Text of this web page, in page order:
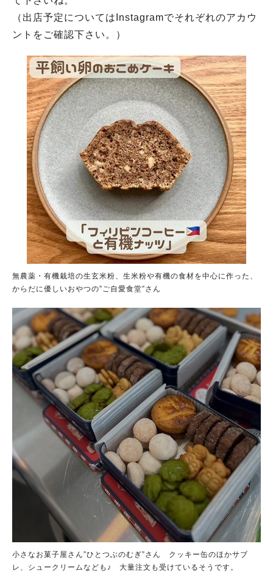
（出店予定についてはInstagramでそれぞれのアカウ
ントをご確認下さい。）
無農薬・有機栽培の生玄米粉、生米粉や有機の食材を中心に作った、
からだに優しいおやつの”ご自愛食堂”さん
小さなお菓子屋さん”ひとつぶのむぎ”さん クッキー缶のほかサブ
レ、シュークリームなども♪ 大量注文も受けているそうです。